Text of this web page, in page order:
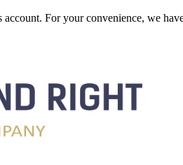
For your convenience, we